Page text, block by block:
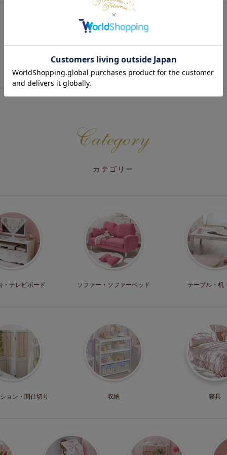
最近チェックした商品
カテゴリー
テレビボード ソファー・ ソファーベッド テーブル・机
ョン・ 間仕切り 収納 寝具